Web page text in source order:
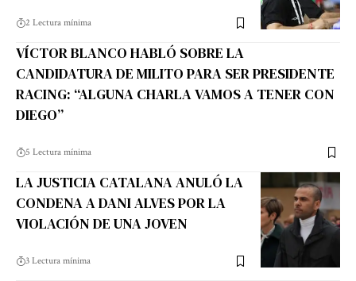
2 Lectura mínima
VÍCTOR BLANCO HABLÓ SOBRE LA
CANDIDATURA DE MILITO PARA SER PRESIDENTE
RACING: “ALGUNA CHARLA VAMOS A TENER CON
DIEGO”
5 Lectura mínima
LA JUSTICIA CATALANA ANULÓ LA
CONDENA A DANI ALVES POR LA
VIOLACIÓN DE UNA JOVEN
3 Lectura mínima